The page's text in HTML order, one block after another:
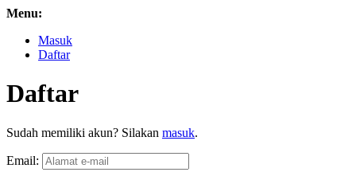
Menu:
Masuk
Daftar
Daftar
Sudah memiliki akun? Silakan masuk.
Email: